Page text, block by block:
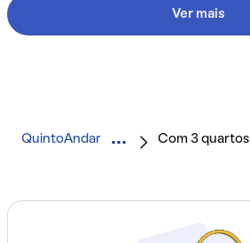
Ver mais
QuintoAndar Com 3 quartos